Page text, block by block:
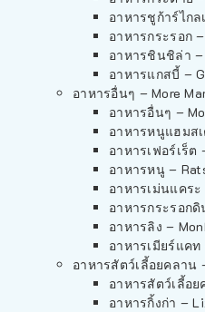
อาหารชูก้าร์ไกล
อาหารกระรอก
อาหารชินชิล่า
อาหารแกสบี้ –
อาหารอื่นๆ – More
อาหารอื่นๆ –
อาหารหนูแฮมส
อาหารเฟอร์เร็ต
อาหารหนู –
อาหารเม่นแคระ
อาหารกระรอก
อาหารลิง –
อาหารเมียร์แคท
อาหารสัตว์เลี้อยคลาน
อาหารสัตว์เลี้อ
อาหารกิ้งก่า –